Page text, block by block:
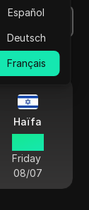
Español
Deutsch
Français
Recherche
Haïfa
Friday
08/07